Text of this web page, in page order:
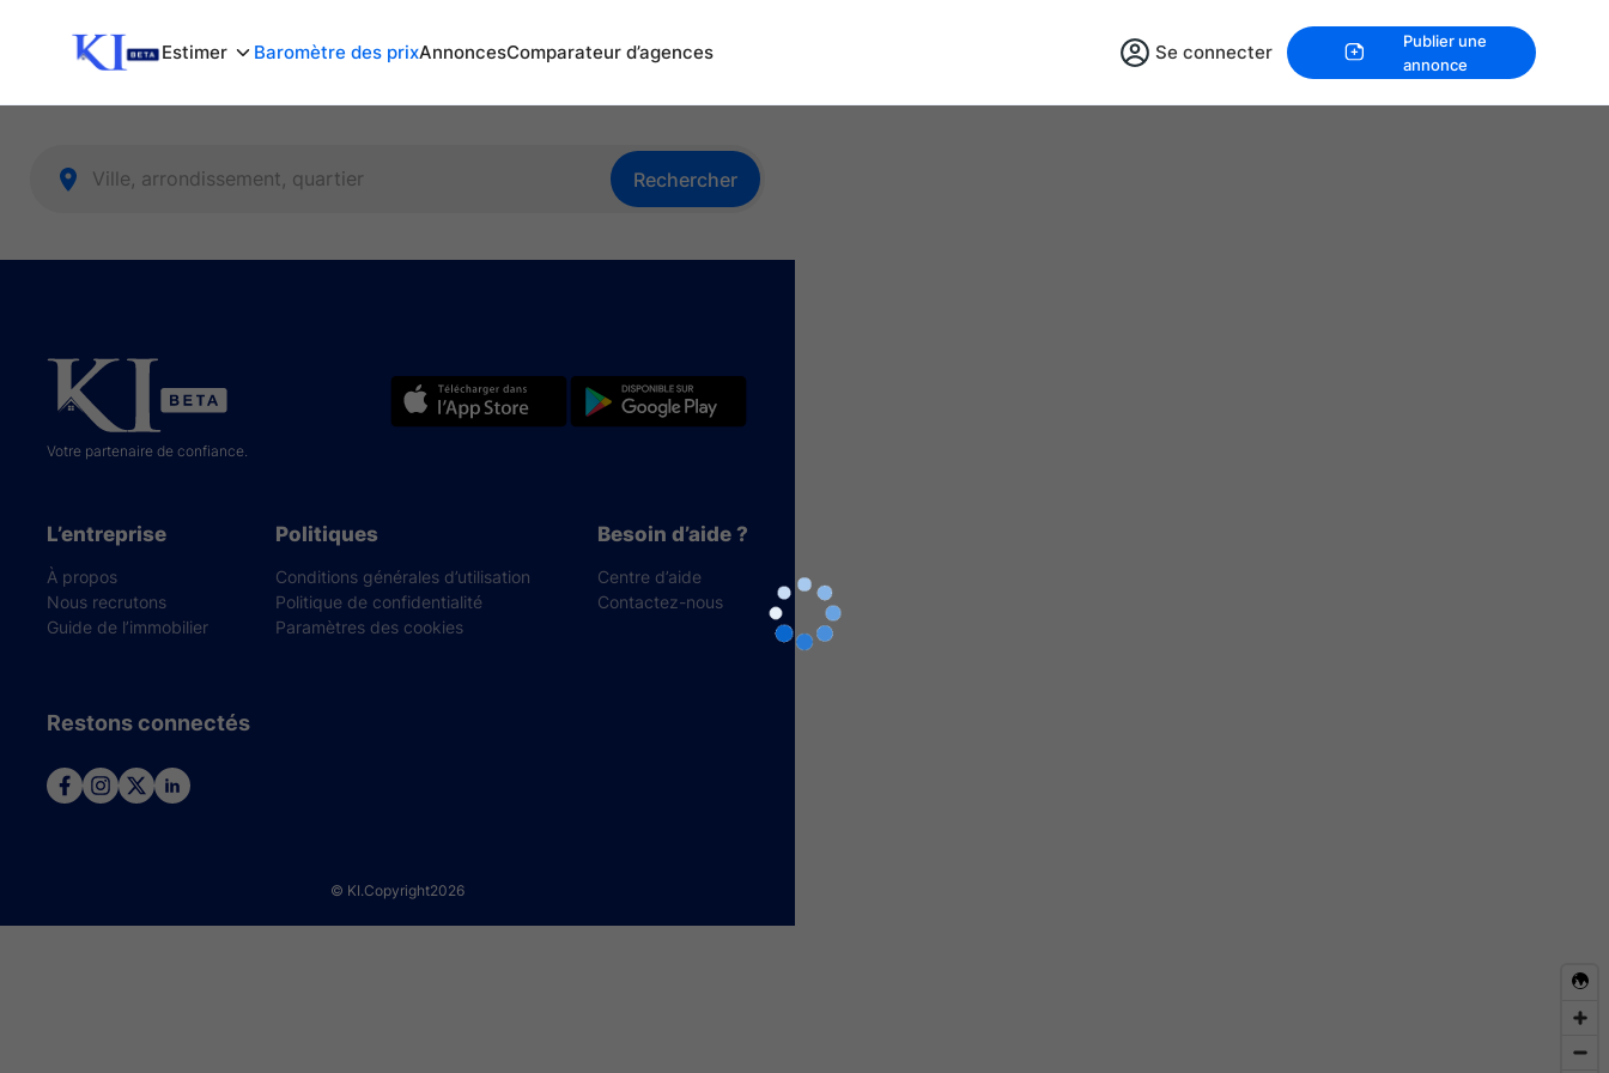
Estimer Baromètre des prixAnnoncesComparateur d’agences Se connecter
Publier une
annonce
Rechercher
Votre partenaire de confiance.
L’entreprise
À propos
Nous recrutons
Guide de l’immobilier
Politiques
Conditions générales d’utilisation
Politique de confidentialité
Paramètres des cookies
Besoin d’aide ?
Centre d’aide
Contactez-nous
Restons connectés
© KI.Copyright2026